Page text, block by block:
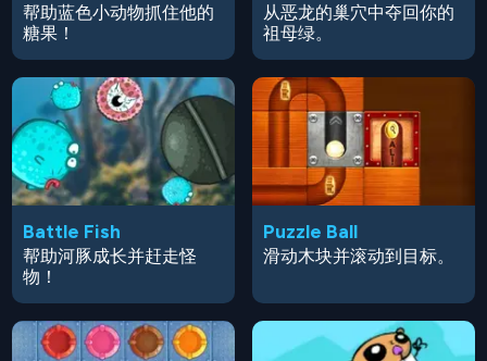
帮助蓝色小动物抓住他的
糖果！
从恶龙的巢穴中夺回你的
祖母绿。
Battle Fish
帮助河豚成长并赶走怪
物！
Puzzle Ball
滑动木块并滚动到目标。